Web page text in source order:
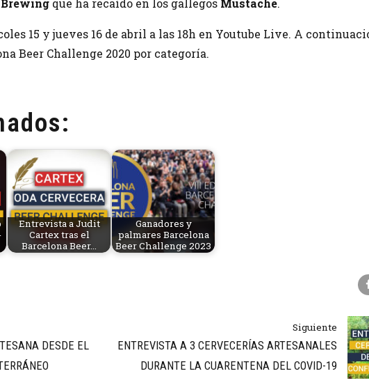
que ha recaído en los gallegos Mustache.
15 y jueves 16 de abril a las 18h en Youtube Live. A
Beer Challenge 2020 por categoría.
Entrevista a Judit
Cartex tras el
Barcelona Beer…
Ganadores y
palmares Barcelona
Beer Challenge 2023
DESDE EL
Siguiente
ENTREVISTA A 3 CERVECERÍAS ARTESANALES
DURANTE LA CUARENTENA DEL COVID-19